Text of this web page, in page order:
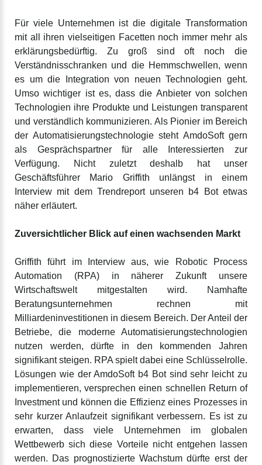
Für viele Unternehmen ist die digitale Transformation
mit all ihren vielseitigen Facetten noch immer mehr als
erklärungsbedürftig. Zu groß sind oft noch die
Verständnisschranken und die Hemmschwellen, wenn
es um die Integration von neuen Technologien geht.
Umso wichtiger ist es, dass die Anbieter von solchen
Technologien ihre Produkte und Leistungen transparent
und verständlich kommunizieren. Als Pionier im Bereich
der Automatisierungstechnologie steht AmdoSoft gern
als Gesprächspartner für alle Interessierten zur
Verfügung. Nicht zuletzt deshalb hat unser
Geschäftsführer Mario Griffith unlängst in einem
Interview mit dem Trendreport unseren b4 Bot etwas
näher erläutert.
Zuversichtlicher Blick auf einen wachsenden Markt
Griffith führt im Interview aus, wie Robotic Process
Automation (RPA) in näherer Zukunft unsere
Wirtschaftswelt mitgestalten wird. Namhafte
Beratungsunternehmen rechnen mit
Milliardeninvestitionen in diesem Bereich. Der Anteil der
Betriebe, die moderne Automatisierungstechnologien
nutzen werden, dürfte in den kommenden Jahren
signifikant steigen. RPA spielt dabei eine Schlüsselrolle.
Lösungen wie der AmdoSoft b4 Bot sind sehr leicht zu
implementieren, versprechen einen schnellen Return of
Investment und können die Effizienz eines Prozesses in
sehr kurzer Anlaufzeit signifikant verbessern. Es ist zu
erwarten, dass viele Unternehmen im globalen
Wettbewerb sich diese Vorteile nicht entgehen lassen
werden. Das prognostizierte Wachstum dürfte erst der